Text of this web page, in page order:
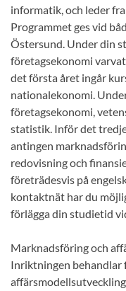
informatik, och leder
Programmet ges vid
Östersund. Under din
företagsekonomi
det första året ingår
nationalekonomi.
företagsekonomi,
statistik. Inför det
antingen
redovisning och
företrädesvis på
kontaktnät har du
förlägga din studietid
Marknadsföring och
Inriktningen